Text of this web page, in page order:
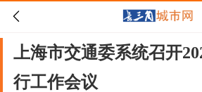

上海市交通委系统召开
行工作会议